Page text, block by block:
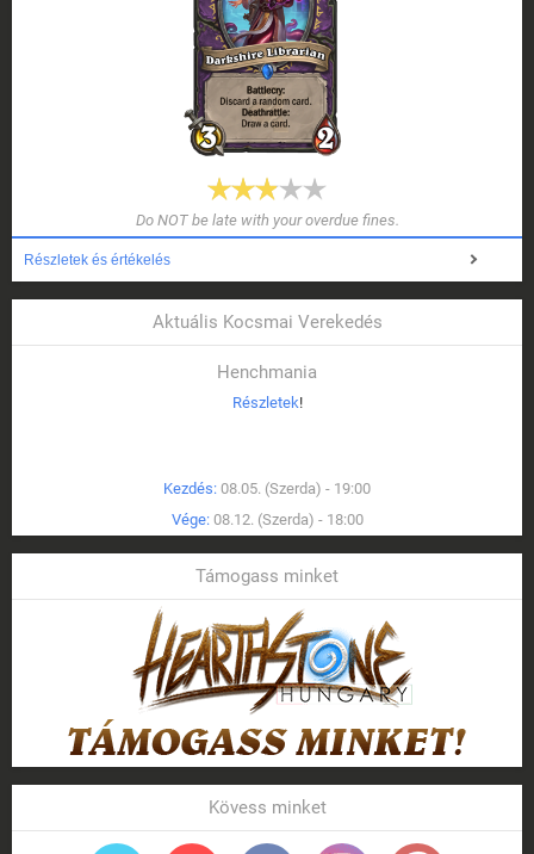
Do NOT be late with your overdue fines.
Részletek és értékelés
Aktuális Kocsmai Verekedés
Henchmania
Részletek!
Kezdés: 08.05. (Szerda) - 19:00
Vége: 08.12. (Szerda) - 18:00
Támogass minket
Kövess minket